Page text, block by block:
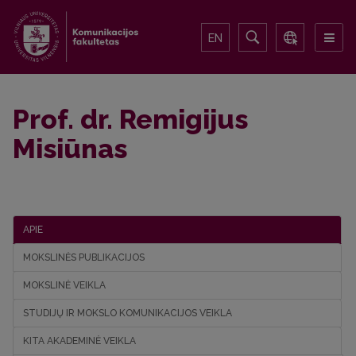
EN
Prof. dr. Remigijus
Misiūnas
APIE
MOKSLINĖS PUBLIKACIJOS
MOKSLINĖ VEIKLA
STUDIJŲ IR MOKSLO KOMUNIKACIJOS VEIKLA
KITA AKADEMINĖ VEIKLA